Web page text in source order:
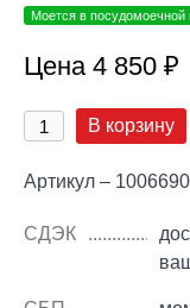
Моется в
Цена 4 850 ₽
В корзину
Артикул –
СДЭК